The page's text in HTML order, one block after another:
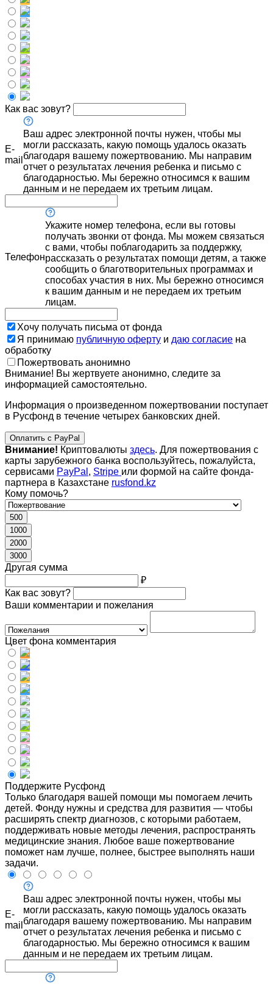
Как вас зовут?
E-
mail
Ваш адрес электронной почты нужен, чтобы мы
могли рассказать, какую помощь удалось оказать
благодаря вашему пожертвованию. Мы направим
отчет о результатах лечения ребенка и письмо с
благодарностью. Мы бережно относимся к вашим
данным и не передаем их третьим лицам.
Телефон
Укажите номер телефона, если вы готовы
получать звонки от фонда. Мы можем связаться
с вами, чтобы поблагодарить за поддержку,
рассказать о результатах помощи детям, а также
сообщить о благотворительных программах и
способах участия в них. Мы бережно относимся
к вашим данным и не передаем их третьим
лицам.
Хочу получать письма от фонда
Я принимаю публичную оферту и даю согласие на
обработку
Пожертвовать анонимно
Внимание! Вы жертвуете анонимно, следите за
информацией самостоятельно.
Информация о произведенном пожертвовании поступает
в Русфонд в течение четырех банковских дней.
Оплатить с PayPal
Внимание! Криптовалюты здесь. Для пожертвования с
карты зарубежного банка воспользуйтесь, пожалуйста,
сервисами PayPal , Stripe или формой на сайте фонда-
партнера в Казахстане rusfond.kz
Кому помочь?
500
1000
2000
3000
Другая сумма
₽
Как вас зовут?
Ваши комментарии и пожелания
Цвет фона комментария
Поддержите Русфонд
Только благодаря вашей помощи мы помогаем лечить
детей. Фонду нужны и средства для развития — чтобы
расширять спектр диагнозов, с которыми работаем,
поддерживать новые методы лечения, распространять
медицинские знания. Любое ваше пожертвование
поможет нам лучше, полнее, быстрее выполнять наши
задачи.
E-
mail
Ваш адрес электронной почты нужен, чтобы мы
могли рассказать, какую помощь удалось оказать
благодаря вашему пожертвованию. Мы направим
отчет о результатах лечения ребенка и письмо с
благодарностью. Мы бережно относимся к вашим
данным и не передаем их третьим лицам.